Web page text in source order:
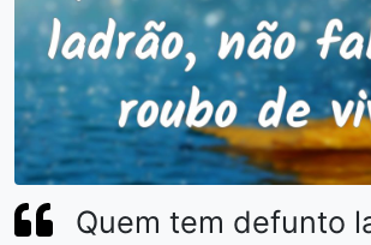
Quem tem defunto